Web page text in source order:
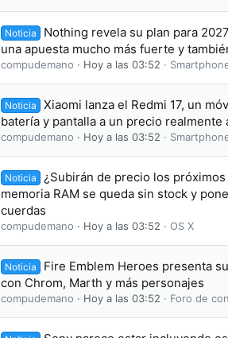
Noticia
Nothing revela su plan para
una apuesta mucho más fuerte y
compudemano Hoy a las 03:52
Noticia
Xiaomi lanza el Redmi 17, un
batería y pantalla a un precio realmente
compudemano Hoy a las 03:52
Noticia
¿Subirán de precio los
memoria RAM se queda sin stock y
cuerdas
compudemano Hoy a las 03:52 OS X
Noticia
Fire Emblem Heroes presenta
con Chrom, Marth y más personajes
compudemano Hoy a las 03:52 Foro de